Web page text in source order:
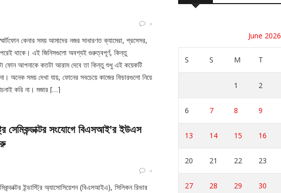
০
কেনার সময় আমাদের নজর সাধারণত ক্যামেরা, প্রসেসর,
থাকে। এই জিনিসগুলো অবশ্যই গুরুত্বপূর্ণ, কিন্তু
ফোন আপনাকে কতটা আরাম দেবে তা কিন্তু শুধু এই কয়েকটি
অনেক সময় দেখা যায়, ফোনের সবচেয়ে কাজের ফিচারগুলো নিয়ে
করি না। মজার […]
সেমিকন্ডাক্টর সংযোগে বিএসআই’র ইউএস
০
ইন্ডাস্ট্রি অ্যাসোসিয়েশন (বিএসআইএ), সিলিকন রিভার
June 2026
S S M T
1 2
6 7 8 9
13 14 15 16
20 21 22 23
27 28 29 30